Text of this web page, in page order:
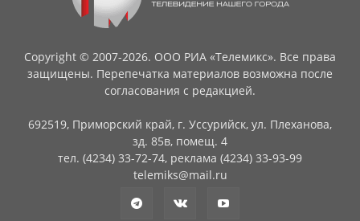
Copyright © 2007-2026. ООО РИА «Телемикс». Все права
защищены. Перепечатка материалов возможна после
согласования с редакцией.
692519, Приморский край, г. Уссурийск, ул. Плеханова,
зд. 85в, помещ. 4
тел. (4234) 33-72-74, реклама (4234) 33-93-99
telemiks@mail.ru